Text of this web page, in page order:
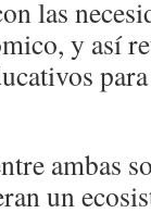
las
y así
ambas
un